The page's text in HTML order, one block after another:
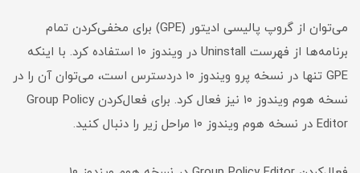
می‌توان از گروپ پالیسی ادیتور (GPE) برای مخفی‌کردن تمام
برنامه‌ها از فهرست Uninstall در ویندوز ۱۰ استفاده کرد. با اینکه
GPE تنها در نسخه‌ پرو ویندوز ۱۰ دردسترس است، می‌توان آن را در
نسخه هوم ویندوز ۱۰ نیز فعال کرد. برای فعال‌کردن Group Policy
Editor در نسخه هوم ویندوز ۱۰ مراحل زیر را دنبال کنید.